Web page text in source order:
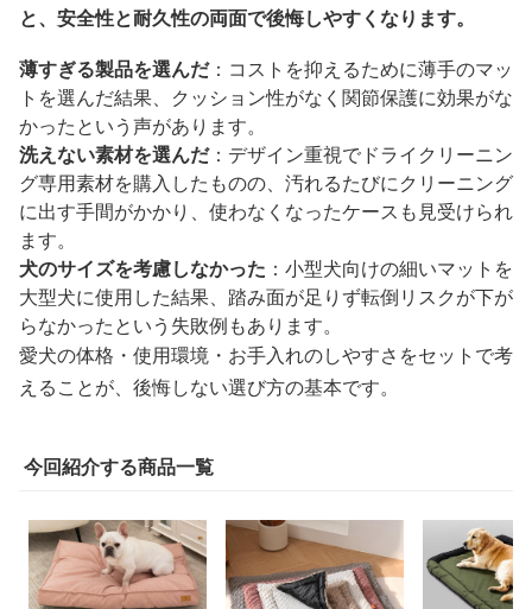
と、安全性と耐久性の両面で後悔しやすくなります。
薄すぎる製品を選んだ：コストを抑えるために薄手のマッ
トを選んだ結果、クッション性がなく関節保護に効果がな
かったという声があります。
洗えない素材を選んだ：デザイン重視でドライクリーニン
グ専用素材を購入したものの、汚れるたびにクリーニング
に出す手間がかかり、使わなくなったケースも見受けられ
ます。
犬のサイズを考慮しなかった ：小型犬向けの細いマットを
大型犬に使用した結果、踏み面が足りず転倒リスクが下が
らなかったという失敗例もあります。
愛犬の体格・使用環境・お手入れのしやすさをセットで考
えることが、後悔しない選び方の基本です。
今回紹介する商品一覧